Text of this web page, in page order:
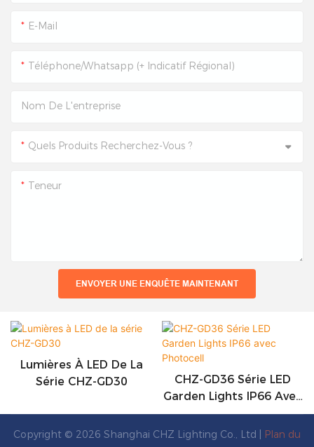
E-Mail
Téléphone/Whatsapp (+ Indicatif Régional)
Nom De L'entreprise
Quels Produits Recherchez-Vous ?
Teneur
ENVOYER UNE ENQUÊTE MAINTENANT
Lumières À LED De La
Série CHZ-GD30
CHZ-GD36 Série LED
Garden Lights IP66 Avec
Photocell
Copyright © 2026 Shanghai CHZ Lighting Co., Ltd |
Plan du